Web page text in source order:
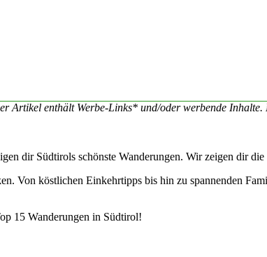
Artikel enthält Werbe-Links* und/oder werbende
dir Südtirols schönste Wanderungen. Wir zeigen dir
Von köstlichen Einkehrtipps bis hin zu spannenden
15 Wanderungen in Südtirol!